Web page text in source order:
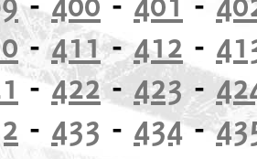
-411-412 -
-422-423-
- 433 - 434-